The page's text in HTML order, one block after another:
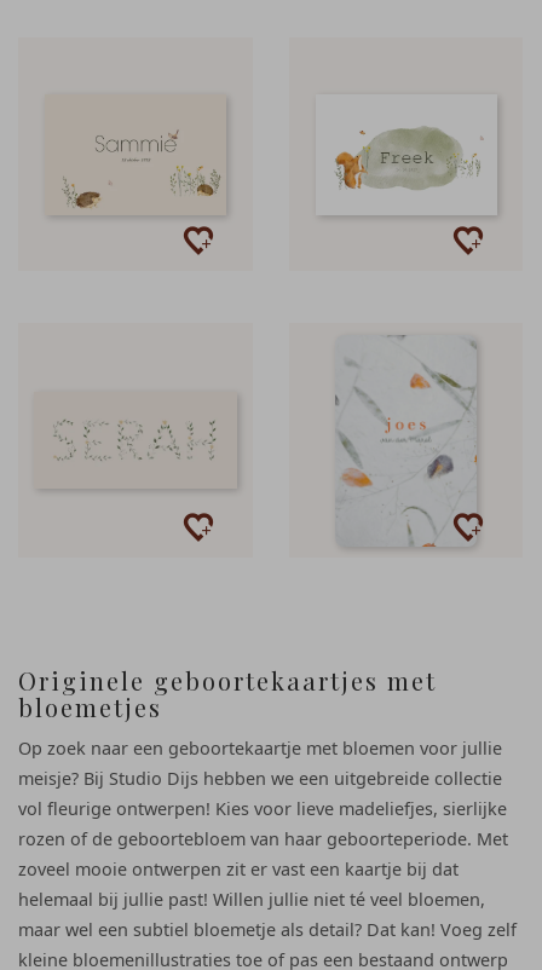
Originele geboortekaartjes met
bloemetjes
Op zoek naar een geboortekaartje met bloemen voor jullie
meisje? Bij Studio Dijs hebben we een uitgebreide collectie
vol fleurige ontwerpen! Kies voor lieve madeliefjes, sierlijke
rozen of de geboortebloem van haar geboorteperiode. Met
zoveel mooie ontwerpen zit er vast een kaartje bij dat
helemaal bij jullie past! Willen jullie niet té veel bloemen,
maar wel een subtiel bloemetje als detail? Dat kan! Voeg zelf
kleine bloemenillustraties toe of pas een bestaand ontwerp